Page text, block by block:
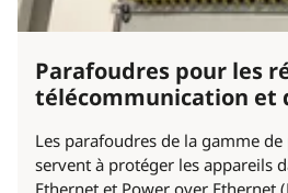
Parafoudres pour les
télécommunication et
Les parafoudres de la gamme
servent à protéger les appareils